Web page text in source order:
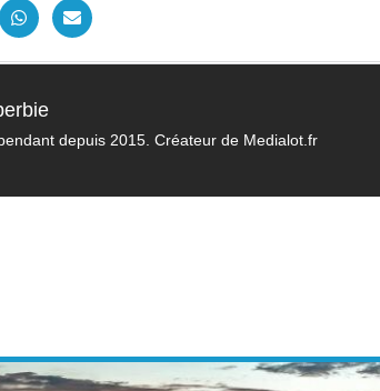
depuis 2015. Créateur de Medialot.fr